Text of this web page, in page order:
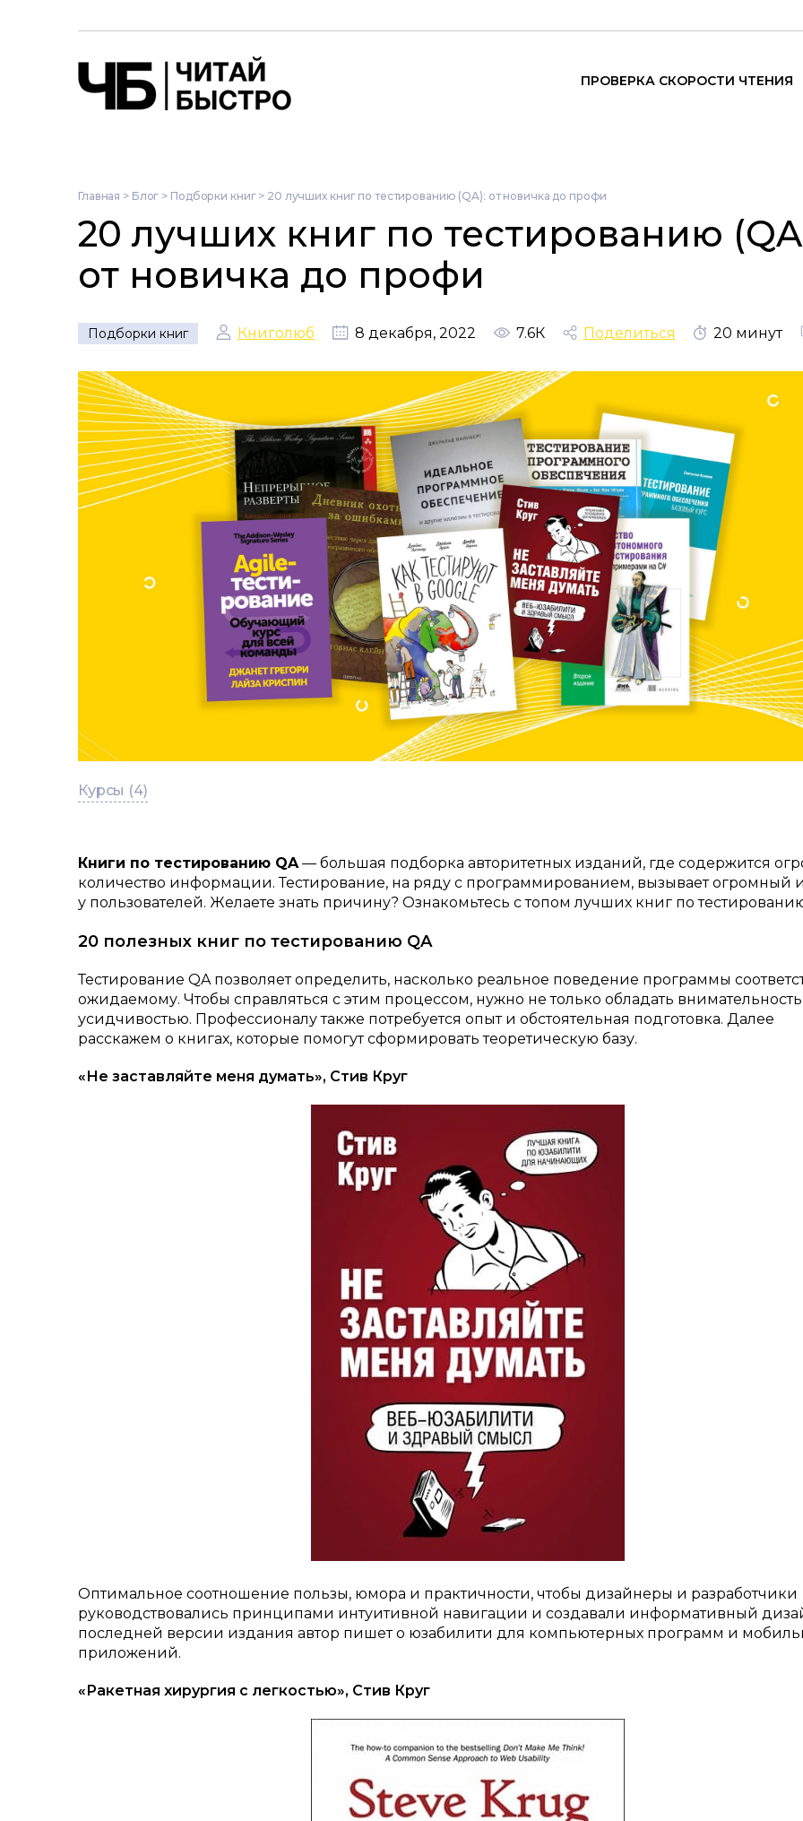
ПРОВЕРКА СКОРОСТИ ЧТЕНИЯ
Главная > Блог > Подборки книг> 20 лучших книг по тестированию (QA): от новичка до профи
20 лучших книг по тестированию
от новичка до профи
Подборки книг Книголюб 8 декабря, 2022 7.6К Поделиться 20 минут
Курсы (4)
Книги по тестированию QA— большая подборка авторитетных изданий, где содержится
количество информации. Тестирование, на ряду с программированием, вызывает огромный
у пользователей. Желаете знать причину? Ознакомьтесь с топом лучших книг по
20 полезных книг по тестированию QA
Тестирование QA позволяет определить, насколько реальное поведение программы
ожидаемому. Чтобы справляться с этим процессом, нужно не только обладать
усидчивостью. Профессионалу также потребуется опыт и обстоятельная подготовка. Далее
расскажем о книгах, которые помогут сформировать теоретическую базу.
«Не заставляйте меня думать», Стив Круг
Оптимальное соотношение пользы, юмора и практичности, чтобы дизайнеры и разработчики
руководствовались принципами интуитивной навигации и создавали информативный
последней версии издания автор пишет о юзабилити для компьютерных программ и
приложений.
«Ракетная хирургия с легкостью», Стив Круг